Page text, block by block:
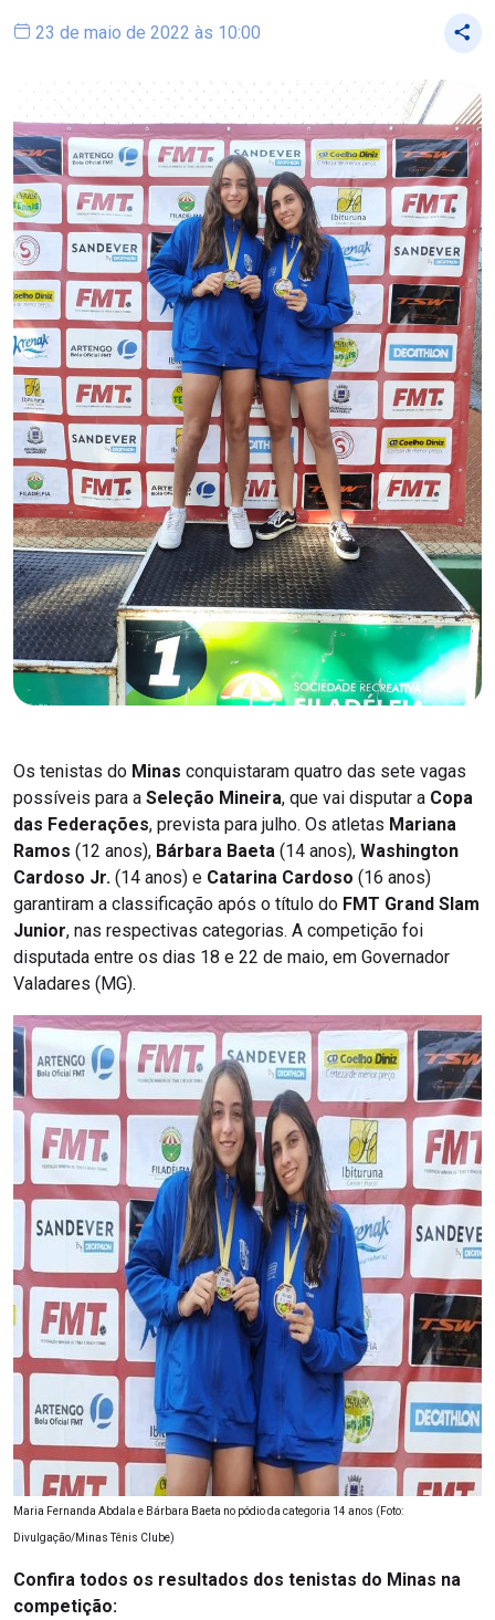
23 de maio de 2022 às 10:00
Os tenistas do Minas conquistaram quatro das sete vagas
possíveis para a Seleção Mineira, que vai disputar a Copa
das Federações, prevista para julho. Os atletas Mariana
Ramos (12 anos), Bárbara Baeta (14 anos), Washington
Cardoso Jr. (14 anos) e Catarina Cardoso (16 anos)
garantiram a classificação após o título do FMT Grand Slam
Junior, nas respectivas categorias. A competição foi
disputada entre os dias 18 e 22 de maio, em Governador
Valadares (MG).
Maria Fernanda Abdala e Bárbara Baeta no pódio da categoria 14 anos (Foto:
Divulgação/Minas Tênis Clube)
Confira todos os resultados dos tenistas do Minas na
competição: